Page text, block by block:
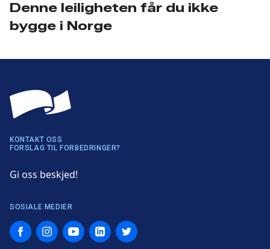
Denne leiligheten får du ikke
bygge i Norge
KONTAKT OSS
FORSLAG TIL FORBEDRINGER?
Gi oss beskjed!
SOSIALE MEDIER
FacebookInstagramYouTubeLinkedInTwitter